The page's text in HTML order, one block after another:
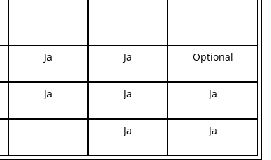
Ja Ja Optional
Ja Ja Ja
Ja Ja